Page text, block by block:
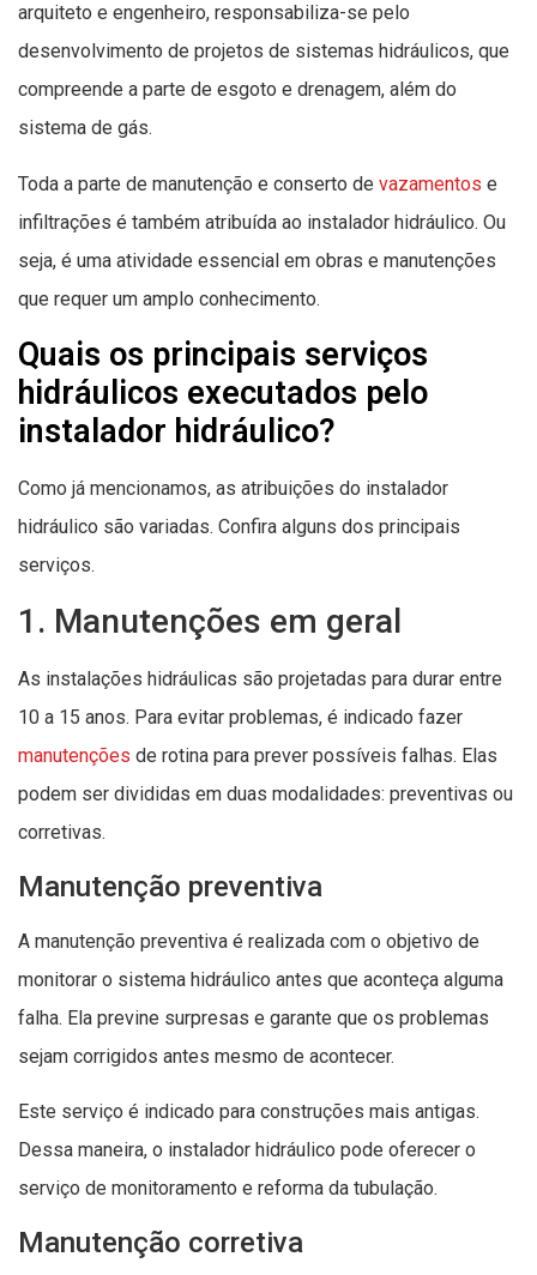
arquiteto e engenheiro, responsabiliza-se pelo
desenvolvimento de projetos de sistemas hidráulicos, que
compreende a parte de esgoto e drenagem, além do
sistema de gás.
Toda a parte de manutenção e conserto de vazamentos e
infiltrações é também atribuída ao instalador hidráulico. Ou
seja, é uma atividade essencial em obras e manutenções
que requer um amplo conhecimento.
Quais os principais serviços
hidráulicos executados pelo
instalador hidráulico?
Como já mencionamos, as atribuições do instalador
hidráulico são variadas. Confira alguns dos principais
serviços.
1. Manutenções em geral
As instalações hidráulicas são projetadas para durar entre
10 a 15 anos. Para evitar problemas, é indicado fazer
manutenções de rotina para prever possíveis falhas. Elas
podem ser divididas em duas modalidades: preventivas ou
corretivas.
Manutenção preventiva
A manutenção preventiva é realizada com o objetivo de
monitorar o sistema hidráulico antes que aconteça alguma
falha. Ela previne surpresas e garante que os problemas
sejam corrigidos antes mesmo de acontecer.
Este serviço é indicado para construções mais antigas.
Dessa maneira, o instalador hidráulico pode oferecer o
serviço de monitoramento e reforma da tubulação.
Manutenção corretiva